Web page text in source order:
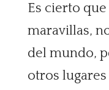
Es cierto que
maravillas,
del mundo,
otros